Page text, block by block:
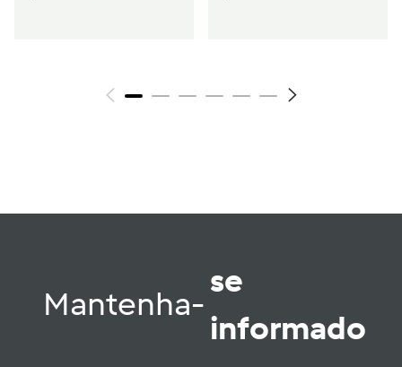
Mantenha-
se
informado